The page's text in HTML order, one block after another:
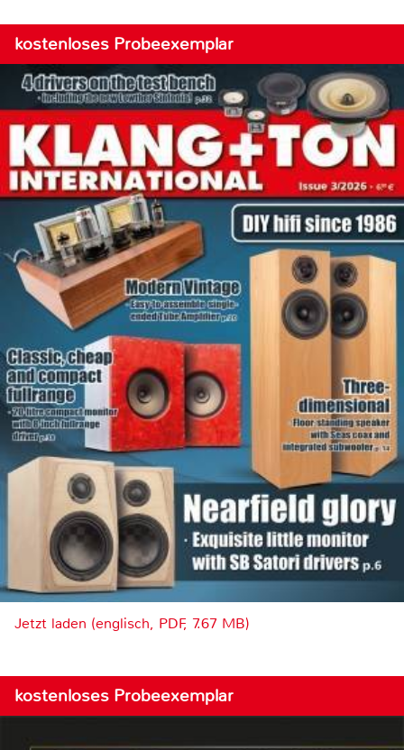
kostenloses Probeexemplar
Jetzt laden (englisch, PDF, 7.67 MB)
kostenloses Probeexemplar